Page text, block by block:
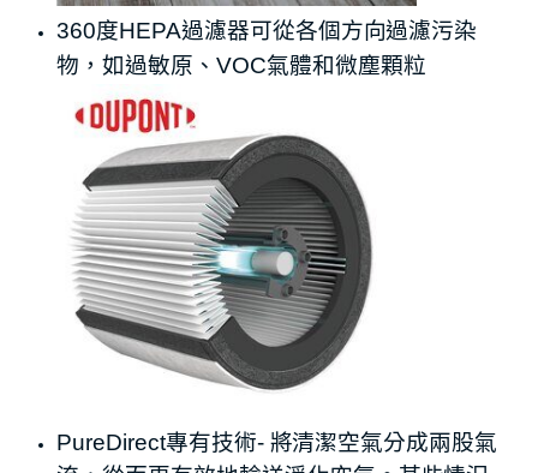
360度HEPA過濾器可從各個方向過濾污染
物，如過敏原、VOC氣體和微塵顆粒
PureDirect專有技術- 將清潔空氣分成兩股氣